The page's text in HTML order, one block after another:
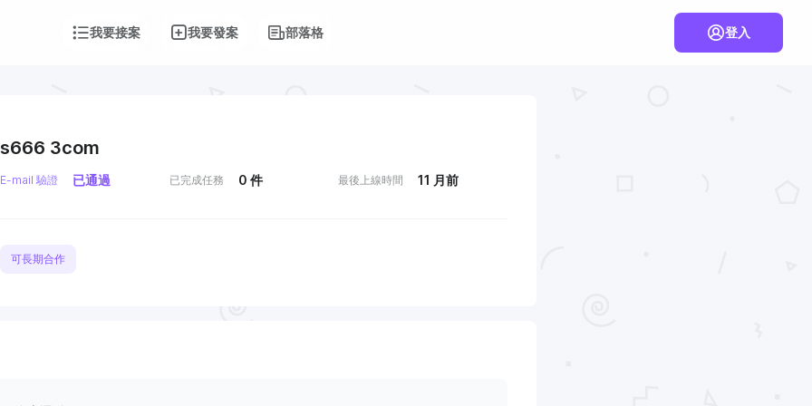
我要接案 我要發案 部落格 登入
s666 3com
E-mail 驗證 已通過 已完成任務 0 件 最後上線時間 11 月前
可長期合作